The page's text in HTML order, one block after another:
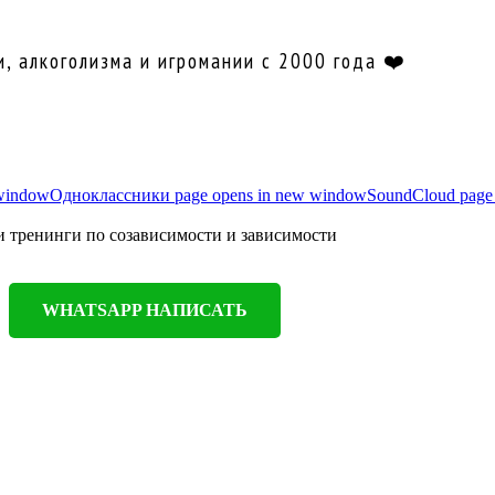
алкоголизма и игромании с 2000 года ❤️
Одноклассники page opens in new windowSoundCloud
по созависимости и зависимости
WHATSAPP НАПИСАТЬ